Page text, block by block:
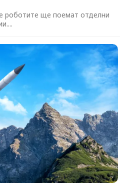
роботите ще поемат отделни